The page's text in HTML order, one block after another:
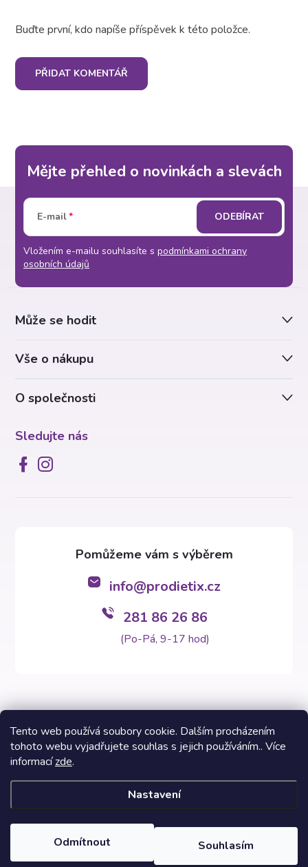
Tento web používá soubory cookie. Dalším procházením
tohoto webu vyjadřujete souhlas s jejich používáním.. Více
informacízde.
Nastavení
Odmítnout Souhlasím
Buďte první, kdo napíše příspěvek k této položce.
PŘIDAT KOMENTÁŘ
Mějte přehled o novinkách a slevách
E-mail
Vložením e-mailu souhlasíte s podmínkami ochrany
osobních údajů
ODEBÍRAT
O společnosti
Sledujte nás
Může se hodit
Vše o nákupu
info@prodietix.cz
281 86 26 86
(Po-Pá, 9-17 hod)
Vytvořil Shoptet Premium
Copyright 2026
odborný lékařský posudek. Výsledky Prodietix diety se mohou lišit
a jsou závislé na individuálních dispozicích zákazníků. Fotografie
dietních programů a fází jsou inspirativní vzhledem k možnosti si